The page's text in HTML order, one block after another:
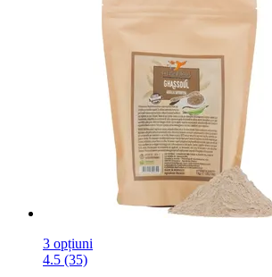
3 opțiuni
4.5 (35)